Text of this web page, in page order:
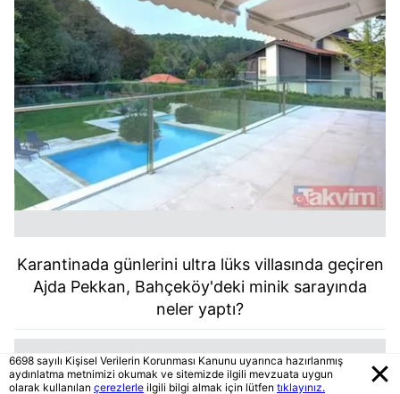
Karantinada günlerini ultra lüks villasında geçiren
Ajda Pekkan, Bahçeköy'deki minik sarayında
neler yaptı?
6698 sayılı Kişisel Verilerin Korunması Kanunu uyarınca hazırlanmış
aydınlatma metnimizi okumak ve sitemizde ilgili mevzuata uygun
olarak kullanılan çerezlerle ilgili bilgi almak için lütfen tıklayınız.